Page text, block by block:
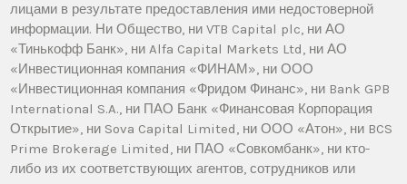
лицами в результате предоставления ими недостоверной
информации. Ни Общество, ни VTB Capital plc, ни АО
«Тинькофф Банк», ни Alfa Capital Markets Ltd, ни АО
«Инвестиционная компания «ФИНАМ», ни ООО
«Инвестиционная компания «Фридом Финанс», ни Bank GPB
International S.A., ни ПАО Банк «Финансовая Корпорация
Открытие», ни Sova Capital Limited, ни ООО «Атон», ни BCS
Prime Brokerage Limited, ни ПАО «Совкомбанк», ни кто-
либо из их соответствующих агентов, сотрудников или